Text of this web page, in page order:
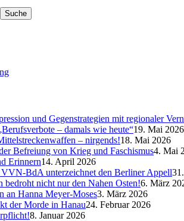
und Gegenstrategien mit regionaler
– damals wie heute“19. Mai 2026
– nirgends!18. Mai 2026
Befreiung von Krieg und Faschismus4. Mai
Erinnern14. April 2026
BdA unterzeichnet den Berliner Appell
nicht nur den Nahen Osten!6. März
an Hanna Meyer-Moses3. März 2026
der Morde in Hanau24. Februar 2026
8. Januar 2026